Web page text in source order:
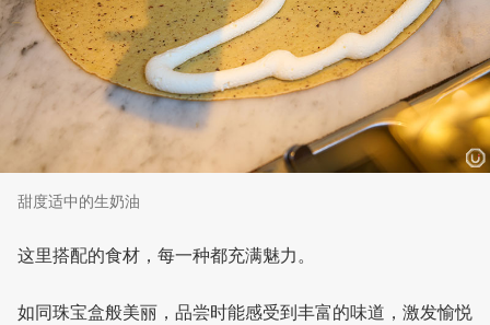
甜度适中的生奶油
这里搭配的食材，每一种都充满魅力。
如同珠宝盒般美丽，品尝时能感受到丰富的味道，激发愉悦